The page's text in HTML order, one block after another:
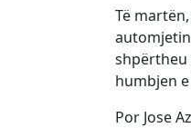
Të
shpërtheu
humbjen
Por Jose